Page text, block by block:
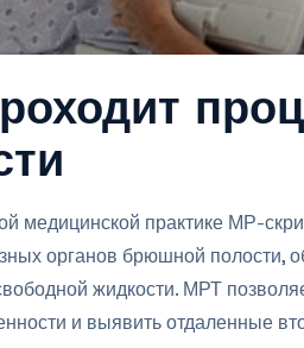
медицинской практике МР-
органов брюшной полости,
жидкости. МРТ
и выявить отдаленные